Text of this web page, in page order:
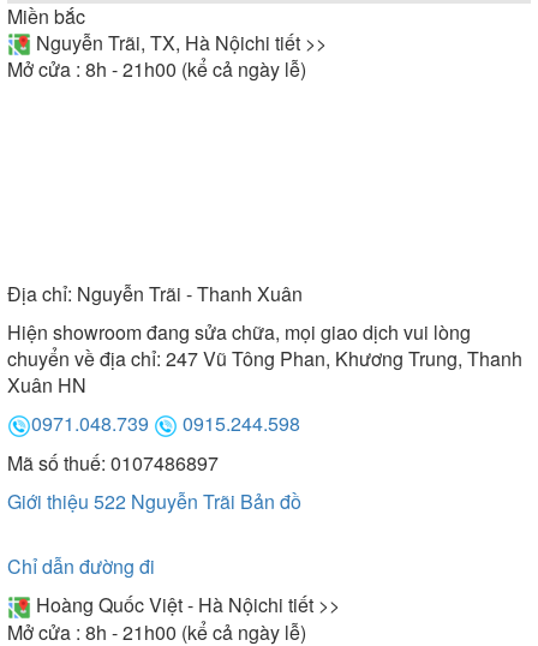
Miền bắc
Nguyễn Trãi, TX, Hà Nộichi tiết >>
Mở cửa : 8h - 21h00 (kể cả ngày lễ)
Địa chỉ: Nguyễn Trãi - Thanh Xuân
Hiện showroom đang sửa chữa, mọi giao dịch vui lòng
chuyển về địa chỉ: 247 Vũ Tông Phan, Khương Trung, Thanh
Xuân HN
0971.048.739
0915.244.598
Mã số thuế: 0107486897
Giới thiệu 522 Nguyễn Trãi Bản đồ
Chỉ dẫn đường đi
Hoàng Quốc Việt - Hà Nộichi tiết >>
Mở cửa : 8h - 21h00 (kể cả ngày lễ)